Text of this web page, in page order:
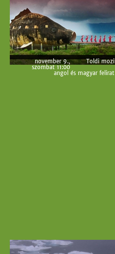
november 9.,
szombat 11:00
Toldi mozi
angol és magyar felirat